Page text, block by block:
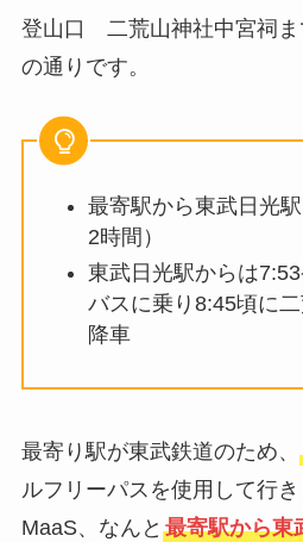
登山口 二荒山神社中宮祠ま
の通りです。
最寄駅から東武日光
2時間）
東武日光駅からは
バスに乗り8:45頃に
降車
最寄り駅が東武鉄道のため、
ルフリーパスを使用して行
MaaS、なんと 最寄駅から東